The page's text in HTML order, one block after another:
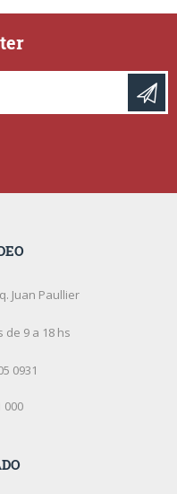
Juan Paullier
de 9 a 18 hs
0931
000